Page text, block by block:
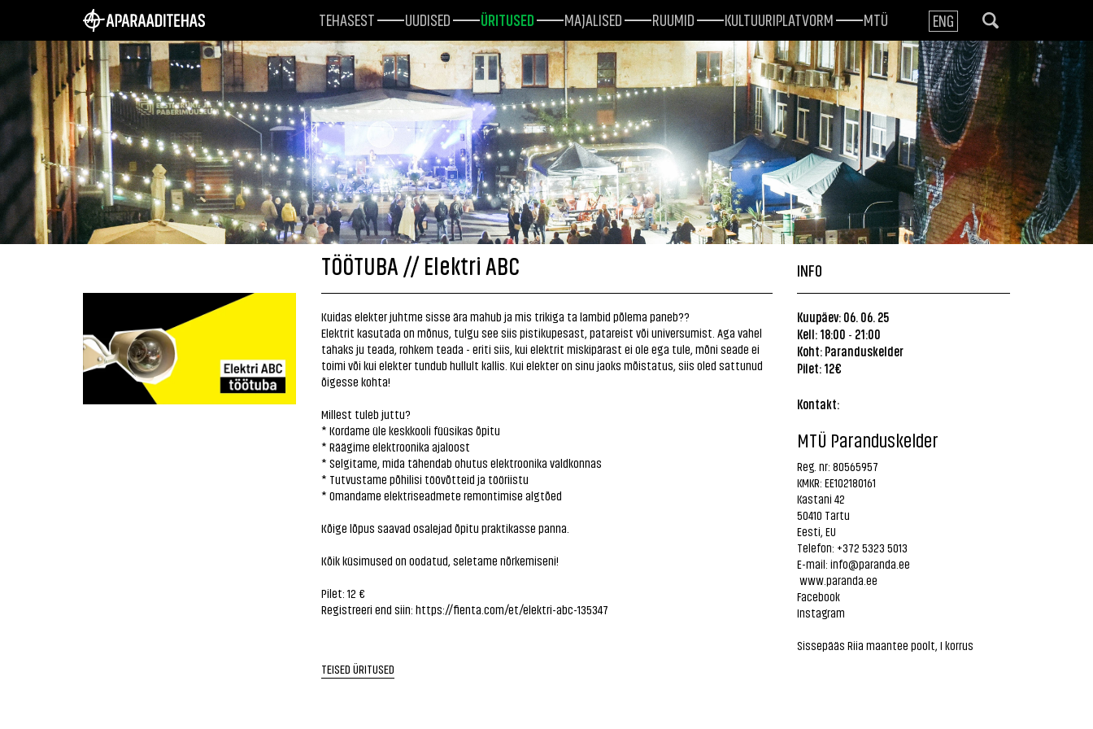
TEHASEST UUDISED ÜRITUSED MAJALISED RUUMID KULTUURIPLATVORM MTÜ ENG
TÖÖTUBA // Elektri ABC
Kuidas elekter juhtme sisse ära mahub ja mis trikiga ta lambid põlema paneb??
Elektrit kasutada on mõnus, tulgu see siis pistikupesast, patareist või universumist. Aga vahel
tahaks ju teada, rohkem teada - eriti siis, kui elektrit miskipärast ei ole ega tule, mõni seade ei
toimi või kui elekter tundub hullult kallis. Kui elekter on sinu jaoks mõistatus, siis oled sattunud
õigesse kohta!
Millest tuleb juttu?
* Kordame üle keskkooli füüsikas õpitu
* Räägime elektroonika ajaloost
* Selgitame, mida tähendab ohutus elektroonika valdkonnas
* Tutvustame põhilisi töövõtteid ja tööriistu
* Omandame elektriseadmete remontimise algtõed
Kõige lõpus saavad osalejad õpitu praktikasse panna.
Kõik küsimused on oodatud, seletame nõrkemiseni!
Pilet: 12 €
Registreeri end siin: https://fienta.com/et/elektri-abc-135347
TEISED ÜRITUSED
INFO
Kuupäev: 06. 06. 25
Kell: 18:00 - 21:00
Koht: Paranduskelder
Pilet: 12€
Kontakt:
MTÜ Paranduskelder
Reg. nr: 80565957
KMKR: EE102180161
Kastani 42
50410 Tartu
Eesti, EU
Telefon: +372 5323 5013
E-mail: info@paranda.ee
www.paranda.ee
Facebook
Instagram
Sissepääs Riia maantee poolt, I korrus